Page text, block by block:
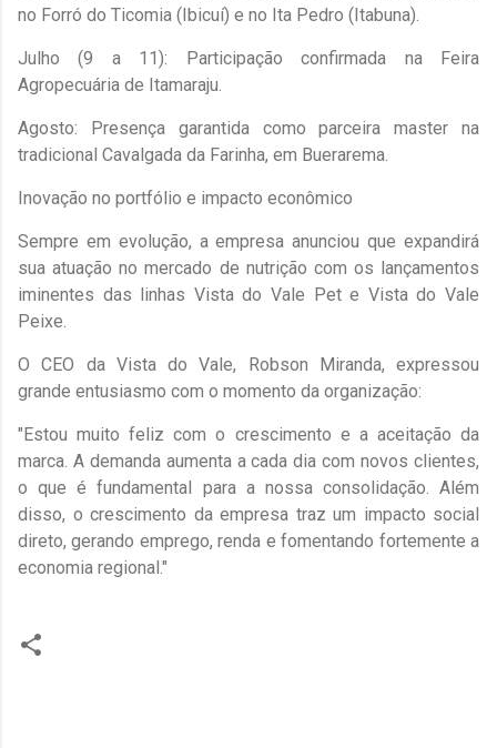
no Forró do Ticomia (Ibicuí) e no Ita Pedro (Itabuna).
​Julho (9 a 11): Participação confirmada na Feira
Agropecuária de Itamaraju.
​Agosto: Presença garantida como parceira master na
tradicional Cavalgada da Farinha, em Buerarema.
​Inovação no portfólio e impacto econômico
​Sempre em evolução, a empresa anunciou que expandirá
sua atuação no mercado de nutrição com os lançamentos
iminentes das linhas Vista do Vale Pet e Vista do Vale
Peixe.
​O CEO da Vista do Vale, Robson Miranda, expressou
grande entusiasmo com o momento da organização:
​"Estou muito feliz com o crescimento e a aceitação da
marca. A demanda aumenta a cada dia com novos clientes,
o que é fundamental para a nossa consolidação. Além
disso, o crescimento da empresa traz um impacto social
direto, gerando emprego, renda e fomentando fortemente a
economia regional."